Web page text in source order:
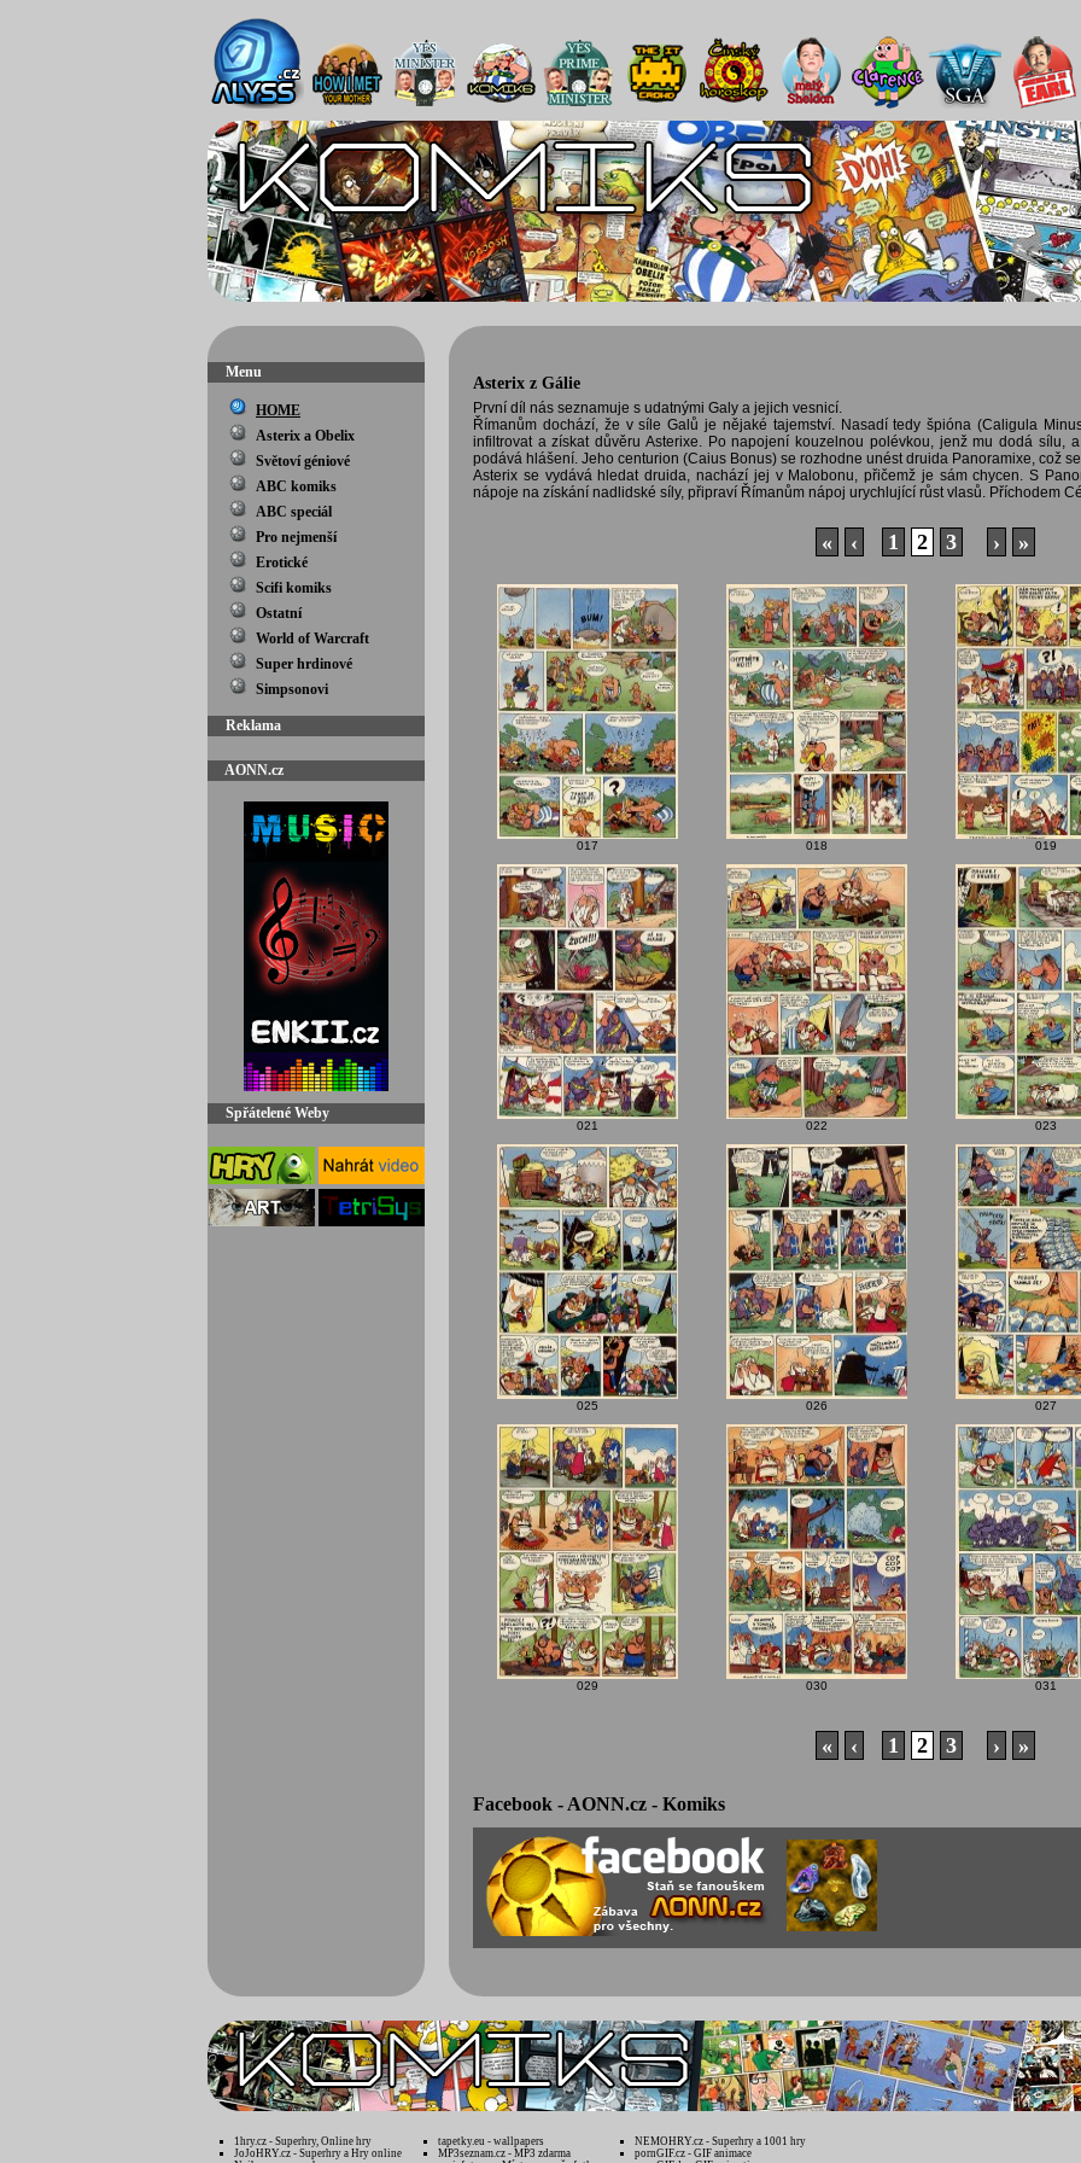
Menu
HOME
Asterix a Obelix
Světoví géniové
ABC komiks
ABC speciál
Pro nejmenší
Erotické
Scifi komiks
Ostatní
World of Warcraft
Super hrdinové
Simpsonovi
Reklama
AONN.cz
Spřátelené Weby
Asterix z Gálie
První díl nás seznamuje s udatnými Galy a jejich vesnicí.
Římanům dochází, že v síle Galů je nějaké tajemství. Nasadí tedy špióna (Caligula
infiltrovat a získat důvěru Asterixe. Po napojení kouzelnou polévkou, jenž mu dodá sílu,
podává hlášení. Jeho centurion (Caius Bonus) se rozhodne unést druida Panoramixe, což
Asterix se vydává hledat druida, nachází jej v Malobonu, přičemž je sám chycen. S
nápoje na získání nadlidské síly, připraví Římanům nápoj urychlující růst vlasů. Příchodem
« ‹ 1 2 3 › »
017 018 019
021 022 023
025 026 027
029 030 031
« ‹ 1 2 3 › »
Facebook - AONN.cz - Komiks
1hry.cz - Superhry, Online hry
JoJoHRY.cz - Superhry a Hry online
tapetky.eu - wallpapers
MP3seznam.cz - MP3 zdarma
NEMOHRY.cz - Superhry a 1001 hry
pornGIF.cz - GIF animace